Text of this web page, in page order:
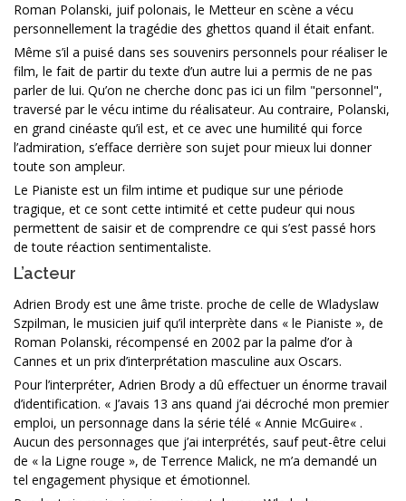
Roman Polanski, juif polonais, le Metteur en scène a vécu
personnellement la tragédie des ghettos quand il était enfant.
Même s’il a puisé dans ses souvenirs personnels pour réaliser le
film, le fait de partir du texte d’un autre lui a permis de ne pas
parler de lui. Qu’on ne cherche donc pas ici un film "personnel",
traversé par le vécu intime du réalisateur. Au contraire, Polanski,
en grand cinéaste qu’il est, et ce avec une humilité qui force
l’admiration, s’efface derrière son sujet pour mieux lui donner
toute son ampleur.
Le Pianiste est un film intime et pudique sur une période
tragique, et ce sont cette intimité et cette pudeur qui nous
permettent de saisir et de comprendre ce qui s’est passé hors
de toute réaction sentimentaliste.
L’acteur
Adrien Brody est une âme triste. proche de celle de Wladyslaw
Szpilman, le musicien juif qu’il interprète dans « le Pianiste », de
Roman Polanski, récompensé en 2002 par la palme d’or à
Cannes et un prix d’interprétation masculine aux Oscars.
Pour l’interpréter, Adrien Brody a dû effectuer un énorme travail
d’identification. « J’avais 13 ans quand j’ai décroché mon premier
emploi, un personnage dans la série télé « Annie McGuire« .
Aucun des personnages que j’ai interprétés, sauf peut-être celui
de « la Ligne rouge », de Terrence Malick, ne m’a demandé un
tel engagement physique et émotionnel.